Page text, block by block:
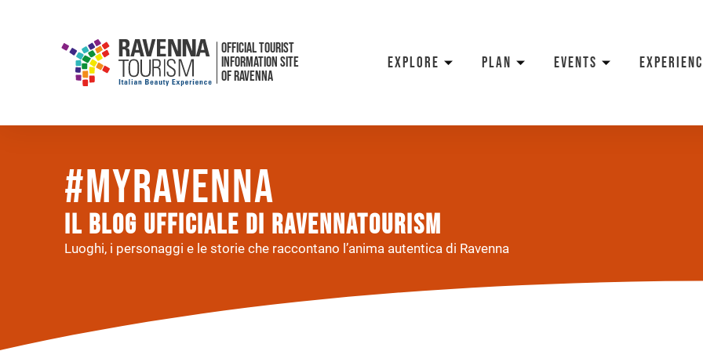
OFFICIAL TOURIST
INFORMATION SITE
OF RAVENNA
EXPLORE PLAN EVENTS
#myRavenna
Il BLOG UFFICIALE DI RAVENNATOURISM
Luoghi, i personaggi e le storie che raccontano l’anima autentica di Ravenna